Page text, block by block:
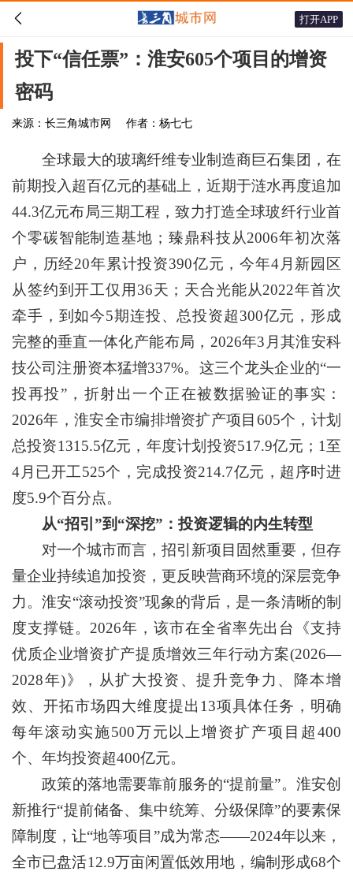
 打开APP
投下“信任票”：淮安605个项目的增资
密码
来源：长三角城市网 作者：杨七七
全球最大的玻璃纤维专业制造商巨石集团，在
前期投入超百亿元的基础上，近期于涟水再度追加
44.3亿元布局三期工程，致力打造全球玻纤行业首
个零碳智能制造基地；臻鼎科技从2006年初次落
户，历经20年累计投资390亿元，今年4月新园区
从签约到开工仅用36天；天合光能从2022年首次
牵手，到如今5期连投、总投资超300亿元，形成
完整的垂直一体化产能布局，2026年3月其淮安科
技公司注册资本猛增337%。这三个龙头企业的“一
投再投”，折射出一个正在被数据验证的事实：
2026年，淮安全市编排增资扩产项目605个，计划
总投资1315.5亿元，年度计划投资517.9亿元；1至
4月已开工525个，完成投资214.7亿元，超序时进
度5.9个百分点。
从“招引”到“深挖”：投资逻辑的内生转型
对一个城市而言，招引新项目固然重要，但存
量企业持续追加投资，更反映营商环境的深层竞争
力。淮安“滚动投资”现象的背后，是一条清晰的制
度支撑链。2026年，该市在全省率先出台《支持
优质企业增资扩产提质增效三年行动方案(2026—
2028年)》，从扩大投资、提升竞争力、降本增
效、开拓市场四大维度提出13项具体任务，明确
每年滚动实施500万元以上增资扩产项目超400
个、年均投资超400亿元。
政策的落地需要靠前服务的“提前量”。淮安创
新推行“提前储备、集中统筹、分级保障”的要素保
障制度，让“地等项目”成为常态——2024年以来，
全市已盘活12.9万亩闲置低效用地，编制形成68个